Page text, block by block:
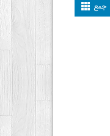
جمع